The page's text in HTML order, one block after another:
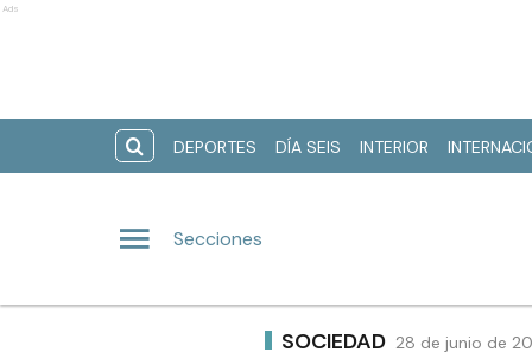
Ads
DEPORTES DÍA SEIS INTERIOR
Secciones
SOCIEDAD 28 de junio de